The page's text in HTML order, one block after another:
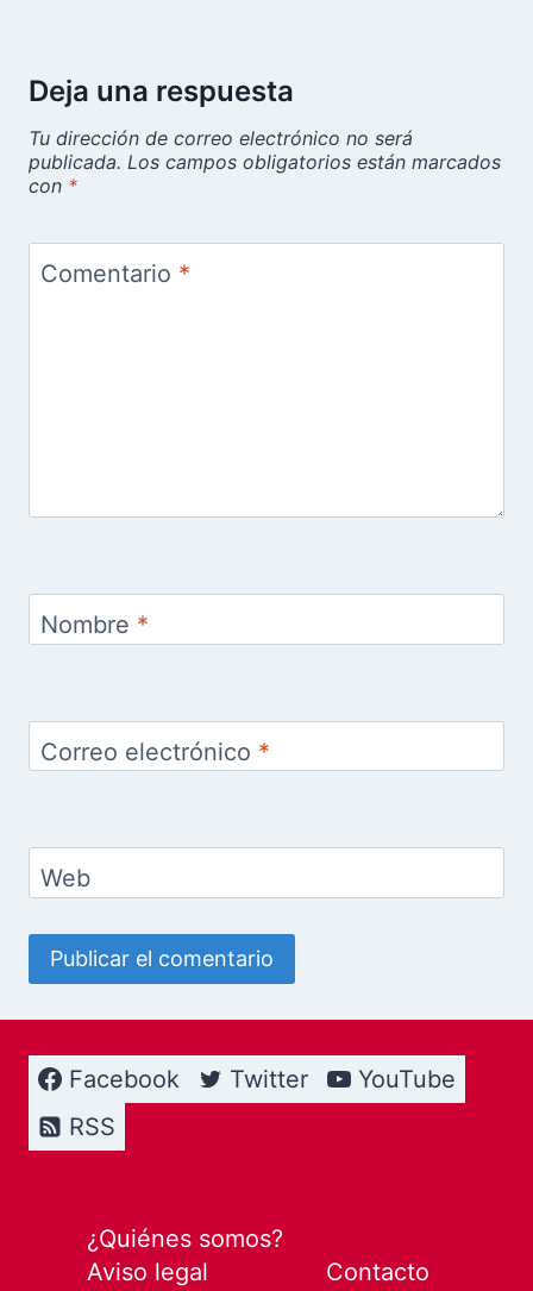
Deja una respuesta
Tu dirección de correo electrónico no será
publicada. Los campos obligatorios están marcados
con *
Comentario *
Nombre *
Correo electrónico *
Web
Facebook Twitter
YouTube
RSS
¿Quiénes somos?
Aviso legal
Contacto